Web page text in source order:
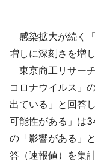
感染拡大が続く
増しに深刻さを増し
東京商工リサー
コロナウイルス」
出ている」と回答
可能性がある」は
の「影響がある」
答（速報値）を集